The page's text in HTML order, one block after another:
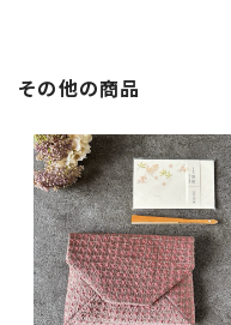
その他の商品